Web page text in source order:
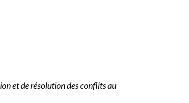
et de résolution des conflits au